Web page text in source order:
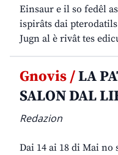
Einsaur e il so fedêl
ispirâts dai
Jugn al è rivât tes
Gnovis /LA
SALON DAL
Redazion
Dai 14 ai 18 di Mai